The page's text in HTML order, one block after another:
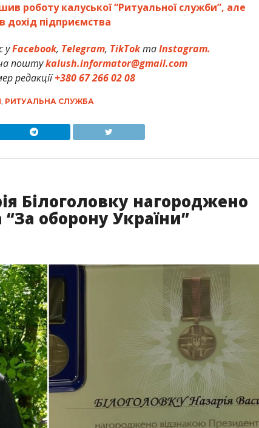
роботу калуської “Ритуальної служби”, але
дохід підприємства
уFacebook, Telegram, TikTokтаInstagram.
поштуkalush.informator@gmail.com
редакції+380 67 266 02 08
, РИТУАЛЬНА СЛУЖБА
Білоголовку нагороджено
оборону України”